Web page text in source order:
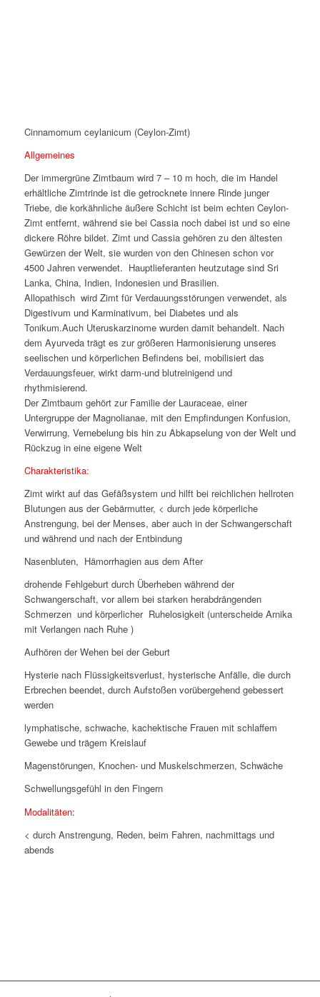
Cinnamomum ceylanicum (Ceylon-Zimt)
Allgemeines
Der immergrüne Zimtbaum wird 7 – 10 m hoch, die im Handel
erhältliche Zimtrinde ist die getrocknete innere Rinde junger
Triebe, die korkähnliche äußere Schicht ist beim echten Ceylon-
Zimt entfernt, während sie bei Cassia noch dabei ist und so eine
dickere Röhre bildet. Zimt und Cassia gehören zu den ältesten
Gewürzen der Welt, sie wurden von den Chinesen schon vor
4500 Jahren verwendet. Hauptlieferanten heutzutage sind Sri
Lanka, China, Indien, Indonesien und Brasilien.
Allopathisch wird Zimt für Verdauungsstörungen verwendet, als
Digestivum und Karminativum, bei Diabetes und als
Tonikum.Auch Uteruskarzinome wurden damit behandelt. Nach
dem Ayurveda trägt es zur größeren Harmonisierung unseres
seelischen und körperlichen Befindens bei, mobilisiert das
Verdauungsfeuer, wirkt darm-und blutreinigend und
rhythmisierend.
Der Zimtbaum gehört zur Familie der Lauraceae, einer
Untergruppe der Magnolianae, mit den Empfindungen Konfusion,
Verwirrung, Vernebelung bis hin zu Abkapselung von der Welt und
Rückzug in eine eigene Welt
Charakteristika:
Zimt wirkt auf das Gefäßsystem und hilft bei reichlichen hellroten
Blutungen aus der Gebärmutter, < durch jede körperliche
Anstrengung, bei der Menses, aber auch in der Schwangerschaft
und während und nach der Entbindung
Nasenbluten, Hämorrhagien aus dem After
drohende Fehlgeburt durch Überheben während der
Schwangerschaft, vor allem bei starken herabdrängenden
Schmerzen und körperlicher Ruhelosigkeit (unterscheide Arnika
mit Verlangen nach Ruhe )
Aufhören der Wehen bei der Geburt
Hysterie nach Flüssigkeitsverlust, hysterische Anfälle, die durch
Erbrechen beendet, durch Aufstoßen vorübergehend gebessert
werden
lymphatische, schwache, kachektische Frauen mit schlaffem
Gewebe und trägem Kreislauf
Magenstörungen, Knochen- und Muskelschmerzen, Schwäche
Schwellungsgefühl in den Fingern
Modalitäten:
< durch Anstrengung, Reden, beim Fahren, nachmittags und
abends